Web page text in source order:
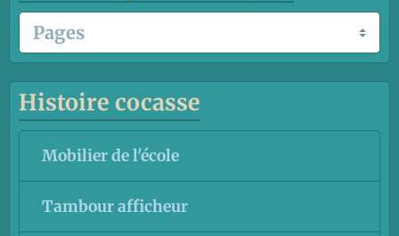
Histoire cocasse
Mobilier de l'école
Tambour afficheur